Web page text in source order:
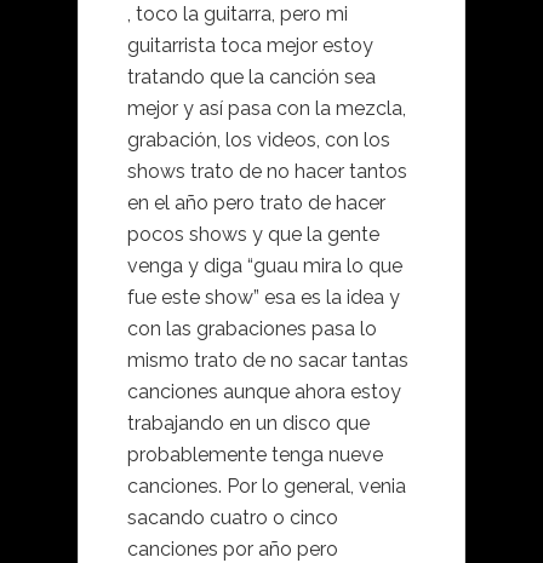
, toco la guitarra, pero mi
guitarrista toca mejor estoy
tratando que la canción sea
mejor y así pasa con la mezcla,
grabación, los videos, con los
shows trato de no hacer tantos
en el año pero trato de hacer
pocos shows y que la gente
venga y diga “guau mira lo que
fue este show” esa es la idea y
con las grabaciones pasa lo
mismo trato de no sacar tantas
canciones aunque ahora estoy
trabajando en un disco que
probablemente tenga nueve
canciones. Por lo general, venia
sacando cuatro o cinco
canciones por año pero